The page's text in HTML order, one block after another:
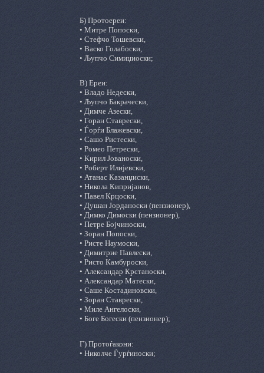
Б) Протоереи:
• Митре Попоски,
• Стефчо Тошевски,
• Васко Голабоски,
• Љупчо Симиџиоски;
В) Ереи:
• Владо Недески,
• Љупчо Бакрачески,
• Димче Азески,
• Горан Ставрески,
• Ѓорѓи Блажевски,
• Сашо Ристески,
• Ромео Петрески,
• Кирил Јованоски,
• Роберт Илијевски,
• Атанас Казанџиски,
• Никола Кипријанов,
• Павел Крцоски,
• Душан Јорданоски (пензионер),
• Димко Димоски (пензионер),
• Петре Бојчиноски,
• Зоран Попоски,
• Ристе Наумоски,
• Димитрие Павлески,
• Ристо Камбуроски,
• Александар Крстаноски,
• Александар Матески,
• Саше Костадиновски,
• Зоран Ставрески,
• Миле Ангелоски,
• Боге Богески (пензионер);
Г) Протоѓакони:
• Николче Ѓурѓиноски;